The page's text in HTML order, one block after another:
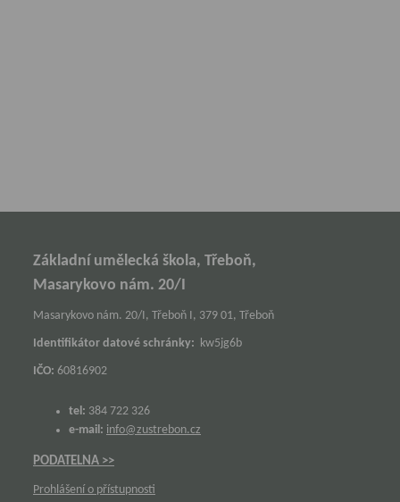
Základní umělecká škola, Třeboň,
Masarykovo nám. 20/I
Masarykovo nám. 20/I, Třeboň I, 379 01, Třeboň
Identifikátor datové schránky: kw5jg6b
IČO: 60816902
tel: 384 722 326
e-mail: info@zustrebon.cz
PODATELNA >>
Prohlášení o přístupnosti